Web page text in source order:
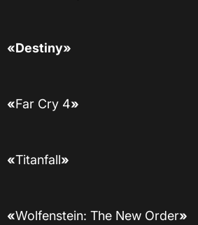
«Destiny»
«Far Cry 4»
«Titanfall»
«Wolfenstein: The New Order»